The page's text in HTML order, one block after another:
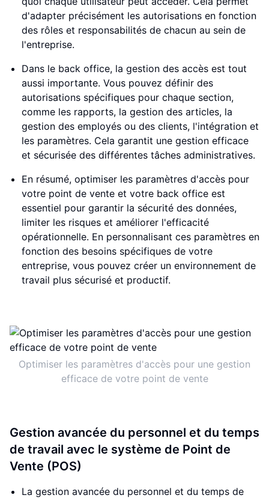
d'adapter précisément les autorisations en fonction
des rôles et responsabilités de chacun au sein de
l'entreprise.
Dans le back office, la gestion des accès est tout
aussi importante. Vous pouvez définir des
autorisations spécifiques pour chaque section,
comme les rapports, la gestion des articles, la
gestion des employés ou des clients, l'intégration et
les paramètres. Cela garantit une gestion efficace
et sécurisée des différentes tâches administratives.
En résumé, optimiser les paramètres d'accès pour
votre point de vente et votre back office est
essentiel pour garantir la sécurité des données,
limiter les risques et améliorer l'efficacité
opérationnelle. En personnalisant ces paramètres en
fonction des besoins spécifiques de votre
entreprise, vous pouvez créer un environnement de
travail plus sécurisé et productif.
Optimiser les paramètres d'accès pour une gestion
efficace de votre point de vente
Gestion avancée du personnel et du temps
de travail avec le système de Point de
Vente (POS)
La gestion avancée du personnel et du temps de